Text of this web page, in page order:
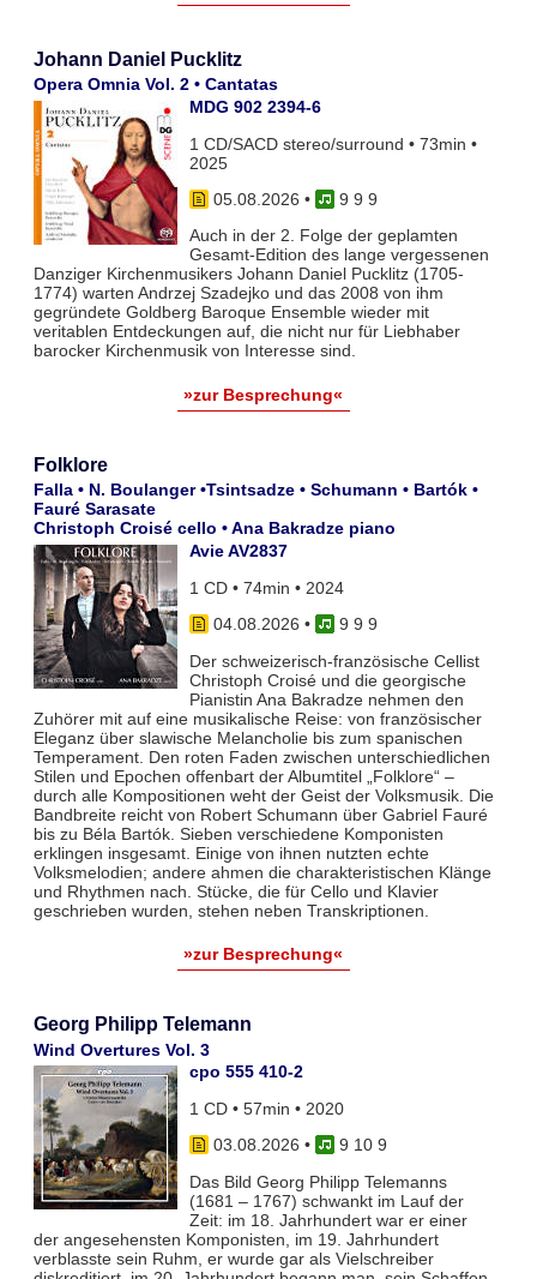
Johann Daniel Pucklitz
Opera Omnia Vol. 2 • Cantatas
MDG 902 2394-6
1 CD/SACD stereo/surround • 73min •
2025
05.08.2026 •
9 9 9
Auch in der 2. Folge der geplamten
Gesamt-Edition des lange vergessenen
Danziger Kirchenmusikers Johann Daniel Pucklitz (1705-
1774) warten Andrzej Szadejko und das 2008 von ihm
gegründete Goldberg Baroque Ensemble wieder mit
veritablen Entdeckungen auf, die nicht nur für Liebhaber
barocker Kirchenmusik von Interesse sind.
»zur Besprechung«
Folklore
Falla • N. Boulanger •Tsintsadze • Schumann • Bartók •
Fauré Sarasate
Christoph Croisé cello • Ana Bakradze piano
Avie AV2837
1 CD • 74min • 2024
04.08.2026 •
9 9 9
Der schweizerisch-französische Cellist
Christoph Croisé und die georgische
Pianistin Ana Bakradze nehmen den
Zuhörer mit auf eine musikalische Reise: von französischer
Eleganz über slawische Melancholie bis zum spanischen
Temperament. Den roten Faden zwischen unterschiedlichen
Stilen und Epochen offenbart der Albumtitel „Folklore“ –
durch alle Kompositionen weht der Geist der Volksmusik. Die
Bandbreite reicht von Robert Schumann über Gabriel Fauré
bis zu Béla Bartók. Sieben verschiedene Komponisten
erklingen insgesamt. Einige von ihnen nutzten echte
Volksmelodien; andere ahmen die charakteristischen Klänge
und Rhythmen nach. Stücke, die für Cello und Klavier
geschrieben wurden, stehen neben Transkriptionen.
»zur Besprechung«
Georg Philipp Telemann
Wind Overtures Vol. 3
cpo 555 410-2
1 CD • 57min • 2020
03.08.2026 •
9 10 9
Das Bild Georg Philipp Telemanns
(1681 – 1767) schwankt im Lauf der
Zeit: im 18. Jahrhundert war er einer
der angesehensten Komponisten, im 19. Jahrhundert
verblasste sein Ruhm, er wurde gar als Vielschreiber